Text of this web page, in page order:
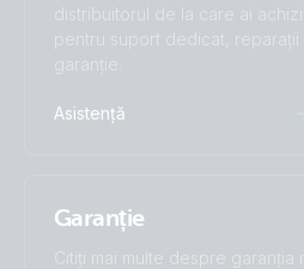
distribuitorul de la care ai
pentru suport dedicat,
garanție.
Asistență
Garanție
Citiți mai multe despre garanția